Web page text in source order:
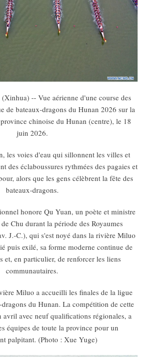
-- Vue aérienne d'une course des
de bateaux-dragons du Hunan 2026 sur la
chinoise du Hunan (centre), le 18
juin 2026.
les voies d'eau qui sillonnent les villes et
des éclaboussures rythmées des pagaies et
alors que les gens célèbrent la fête des
bateaux-dragons.
honore Qu Yuan, un poète et ministre
Chu durant la période des Royaumes
J.-C.), qui s'est noyé dans la rivière Miluo
puis exilé, sa forme moderne continue de
et, en particulier, de renforcer les liens
communautaires.
Miluo a accueilli les finales de la ligue
du Hunan. La compétition de cette
avril avec neuf qualifications régionales, a
équipes de toute la province pour un
palpitant. (Photo : Xue Yuge)